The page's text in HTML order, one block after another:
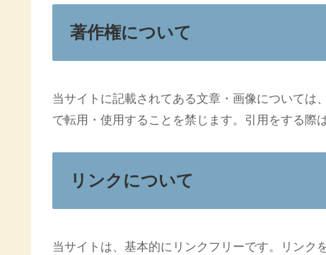
著作権について
当サイトに記載されてある文章・画像については
で転用・使用することを禁じます。引用をする際
リンクについて
当サイトは、基本的にリンクフリーです。リンク